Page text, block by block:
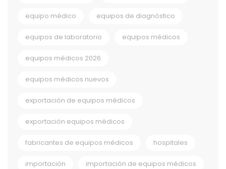
equipo médico equipos de diagnóstico
equipos de laboratorio equipos médicos
equipos médicos 2026
equipos médicos nuevos
exportación de equipos médicos
exportación equipos médicos
fabricantes de equipos médicos hospitales
importación importación de equipos médicos